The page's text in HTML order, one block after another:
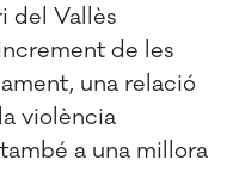
del Vallès
de les
una relació
violència
a una millora